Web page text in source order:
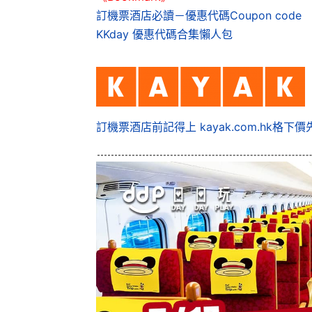
訂機票酒店必讀－優惠代碼Coupon code
KKday 優惠代碼合集懶人包
訂機票酒店前記得上 kayak.com.hk格下價